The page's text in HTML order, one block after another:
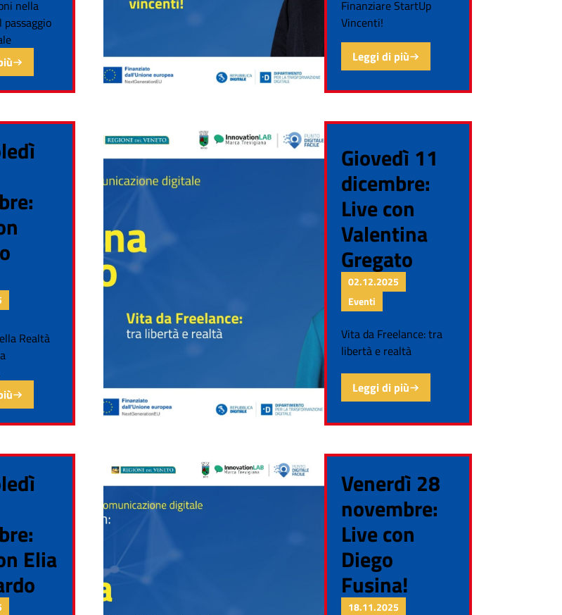
nella
passaggio
Finanziare StartUp
Vincenti!
Leggi di più
Realtà
Giovedì 11
dicembre:
Live con
Valentina
Gregato
02.12.2025
Eventi
Vita da Freelance: tra
libertà e realtà
Leggi di più
Elia
Venerdì 28
novembre:
Live con
Diego
Fusina!
18.11.2025